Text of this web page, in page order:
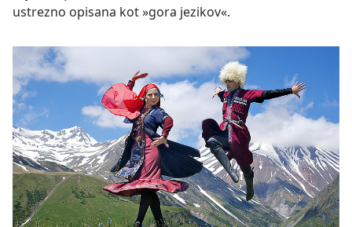
ustrezno opisana kot »gora jezikov«.